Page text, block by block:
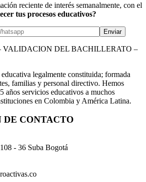
reciente de interés semanalmente, con el
tus procesos educativos?
legalmente constituida; formada
familias y personal directivo. Hemos
años servicios educativos a muchos
en Colombia y América Latina.
CONTACTO
- 36 Suba Bogotá